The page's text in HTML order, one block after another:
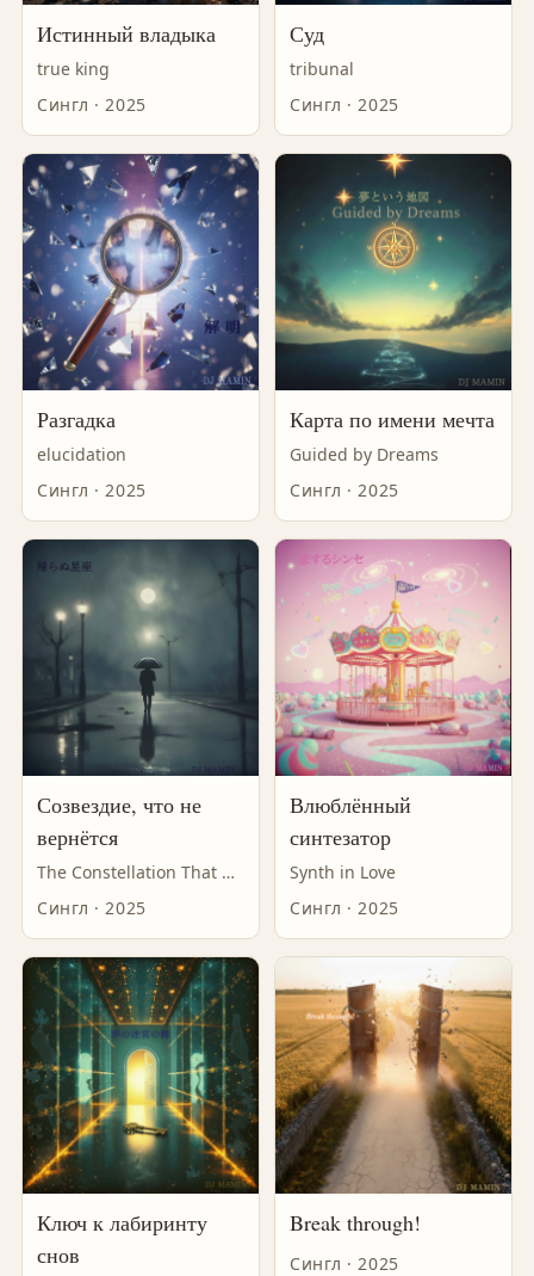
Истинный владыка
true king
Сингл · 2025
Суд
tribunal
Сингл · 2025
Разгадка
elucidation
Сингл · 2025
Карта по имени мечта
Guided by Dreams
Сингл · 2025
Созвездие, что не
вернётся
The Constellation That Never Returns
Сингл · 2025
Влюблённый
синтезатор
Synth in Love
Сингл · 2025
Ключ к лабиринту
снов
Break through!
Сингл · 2025